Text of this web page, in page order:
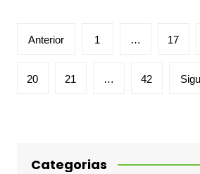
Paginación
entradas
Anterior 1 … 17
20 21 … 42
Categorias